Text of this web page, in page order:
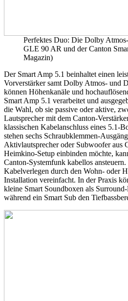
Perfektes Duo: Die Dolby
GLE 90 AR und der Canton
Magazin)
Der Smart Amp 5.1 beinhaltet einen
Vorverstärker samt Dolby Atmos- und
können Höhenkanäle und
Smart Amp 5.1 verarbeitet und
die Wahl, ob sie passive oder aktive,
Lautsprecher mit dem Canton-
klassischen Kabelanschluss eines 5.1-
stehen sechs Schraubklemmen-
Aktivlautsprecher oder Subwoofer aus
Heimkino-Setup einbinden möchte,
Canton-Systemfunk kabellos
Kabelverlegen durch den Wohn- oder
Installation vereinfacht. In der Praxis
kleine Smart Soundboxen als
während ein Smart Sub den